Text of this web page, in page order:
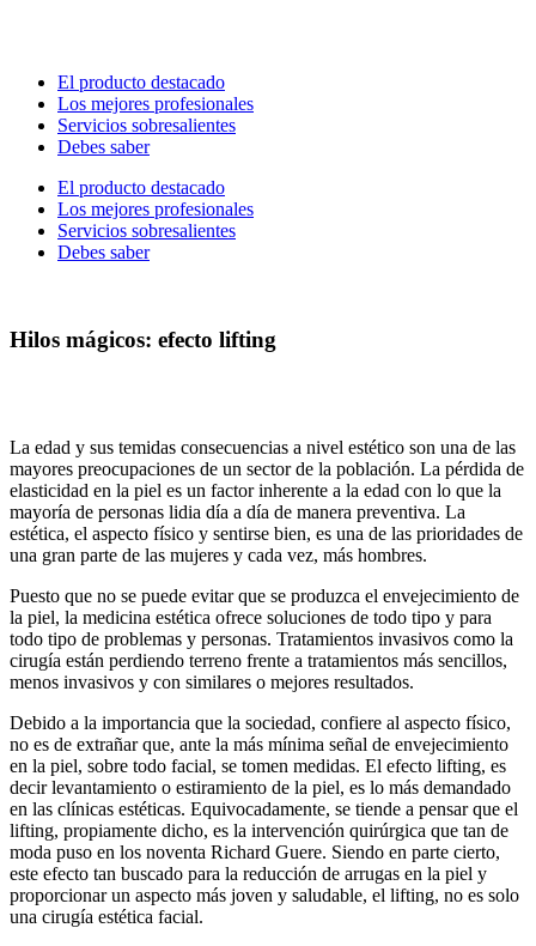
El producto destacado
Los mejores profesionales
Servicios sobresalientes
Debes saber
El producto destacado
Los mejores profesionales
Servicios sobresalientes
Debes saber
Hilos mágicos: efecto lifting
La edad y sus temidas consecuencias a nivel estético son una de las
mayores preocupaciones de un sector de la población. La pérdida de
elasticidad en la piel es un factor inherente a la edad con lo que la
mayoría de personas lidia día a día de manera preventiva. La
estética, el aspecto físico y sentirse bien, es una de las prioridades de
una gran parte de las mujeres y cada vez, más hombres.
Puesto que no se puede evitar que se produzca el envejecimiento de
la piel, la medicina estética ofrece soluciones de todo tipo y para
todo tipo de problemas y personas. Tratamientos invasivos como la
cirugía están perdiendo terreno frente a tratamientos más sencillos,
menos invasivos y con similares o mejores resultados.
Debido a la importancia que la sociedad, confiere al aspecto físico,
no es de extrañar que, ante la más mínima señal de envejecimiento
en la piel, sobre todo facial, se tomen medidas. El efecto lifting, es
decir levantamiento o estiramiento de la piel, es lo más demandado
en las clínicas estéticas. Equivocadamente, se tiende a pensar que el
lifting, propiamente dicho, es la intervención quirúrgica que tan de
moda puso en los noventa Richard Guere. Siendo en parte cierto,
este efecto tan buscado para la reducción de arrugas en la piel y
proporcionar un aspecto más joven y saludable, el lifting, no es solo
una cirugía estética facial.